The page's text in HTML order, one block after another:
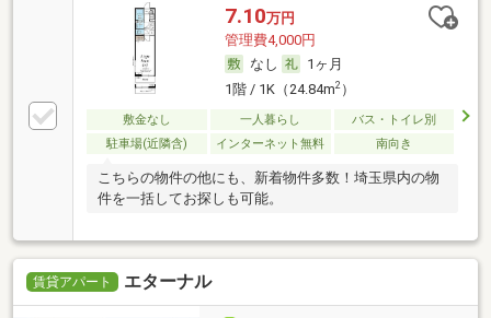
7.10万円
管理費4,000円
なし
1ヶ月
1階 / 1K（24.84m2）
敷金なし 一人暮らし
バス・トイレ別
駐車場(近隣含)
インターネット無料 南向き
こちらの物件の他にも、新着物件多数！埼玉県内の物
件を一括してお探しも可能。
賃貸アパート エターナル